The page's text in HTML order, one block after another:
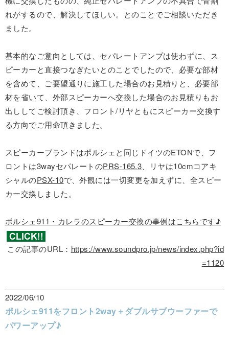
れがするので、解決してほしい。とのことでご相談いただき
ました。
基本的なご意向としては、セパレートアンプは使わずに、ス
ピーカーと直接つなぎたいとのことでしたので、必要な部材
を含めて、ご要望通りに施工した場合のお見積りと、必要部
材を省いて、外部スピーカーへ交換した場合のお見積りもお
出ししてご検討頂き、フロント/リヤともにスピーカー交換す
る方向でご用命頂きました。
スピーカーブランドはポルシェと同じドイツのETONで、フ
ロントは3wayセパレートのPRS-165.3 、リヤは10cmコアキ
シャルのPSX-10で、外観には一切変更を加えずに、全スピー
カー交換しました。
ポルシェ911・カレラのスピーカー交換の事例はこちらです♪
この記事のURL： https://www.soundpro.jp/news/index.php?id
=1120
2022/06/10
ポルシェ911をフロント2way＋ダブルサブウーファーで
パワーアップ♪